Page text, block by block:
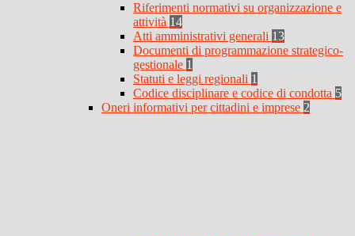
Riferimenti normativi su organizzazione e
attività 14
Atti amministrativi generali 13
Documenti di programmazione strategico-
gestionale 1
Statuti e leggi regionali 1
Codice disciplinare e codice di condotta 5
Oneri informativi per cittadini e imprese 2